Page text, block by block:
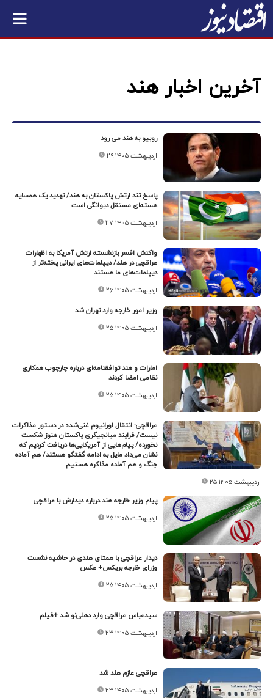
آخرین اخبار هند
روبیو به هند می رود
۲۹ اردیبهشت ۱۴۰۵
پاسخ تند ارتش پاکستان به هند/ تهدید یک همسایه
هسته‌ای مستقل دیوانگی است
۲۷ اردیبهشت ۱۴۰۵
واکنش افسر بازنشسته ارتش آمریکا به اظهارات
عراقچی در هند/ دیپلمات‌های ایرانی پخته‌تر از
دیپلمات‌های ما هستند
۲۶ اردیبهشت ۱۴۰۵
وزیر امور خارجه وارد تهران شد
۲۵ اردیبهشت ۱۴۰۵
امارات و هند توافقنامه‌ای درباره چارچوب همکاری
نظامی امضا کردند
۲۵ اردیبهشت ۱۴۰۵
عراقچی: انتقال اورانیوم غنی‌شده در دستور مذاکرات
نیست/ فرایند میانجیگری پاکستان هنوز شکست
نخورده/ پیام‌هایی از آمریکایی‌ها دریافت کردیم که
نشان می‌داد مایل به ادامه گفتگو هستند/ هم آماده
جنگ و هم آماده مذاکره هستیم
۲۵ اردیبهشت ۱۴۰۵
پیام وزیر خارجه هند درباره دیدارش با عراقچی
۲۵ اردیبهشت ۱۴۰۵
دیدار عراقچی با همتای هندی در حاشیه نشست
وزرای خارجه بریکس+ عکس
۲۵ اردیبهشت ۱۴۰۵
سیدعباس عراقچی وارد دهلی‌نو شد +فیلم
۲۳ اردیبهشت ۱۴۰۵
عراقچی عازم هند شد
۲۳ اردیبهشت ۱۴۰۵